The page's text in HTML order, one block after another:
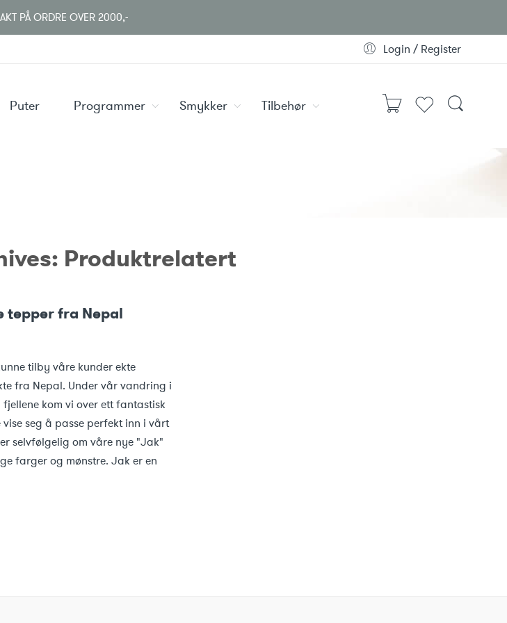
PÅ ORDRE OVER 2000,-
Login / Register
Puter Programmer Smykker Tilbehør
Produktrelatert
tepper fra Nepal
tilby våre kunder ekte
fra Nepal. Under vår vandring i
kom vi over ett fantastisk
seg å passe perfekt inn i vårt
selvfølgelig om våre nye "Jak"
farger og mønstre. Jak er en